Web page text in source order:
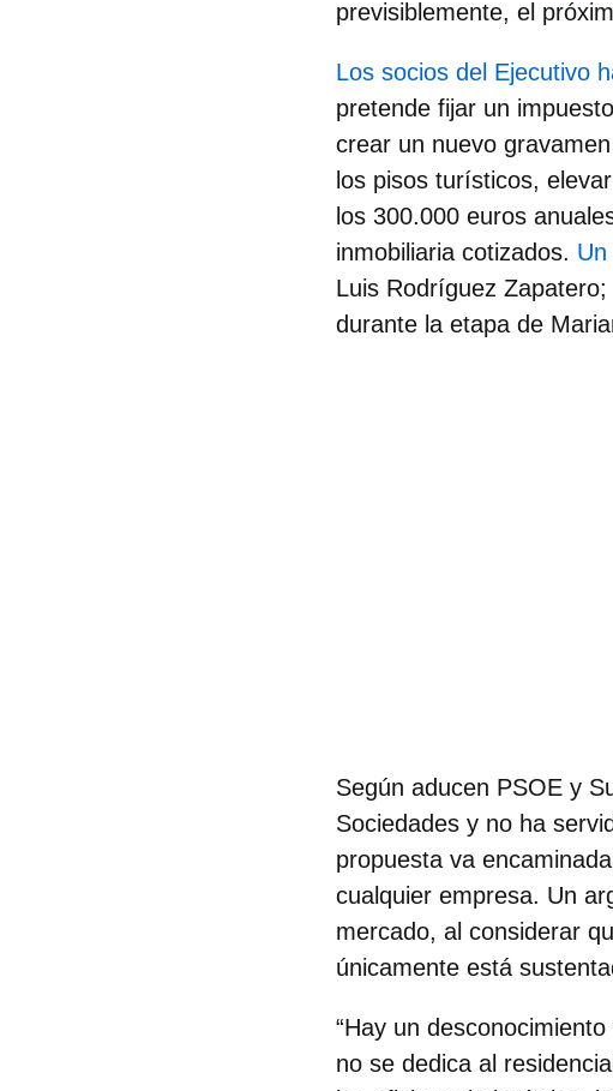
previsiblemente, el
Los socios del Ejecutivo
pretende fijar un
crear un nuevo
los pisos turísticos,
los 300.000 euros
inmobiliaria cotizados.
Luis Rodríguez
durante la etapa de
Según aducen PSOE y
Sociedades y no ha
propuesta va
cualquier empresa. Un
mercado, al considerar
únicamente está
“Hay un
no se dedica al